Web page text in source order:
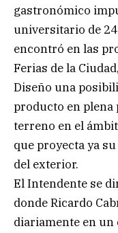
gastronómico
universitario de
encontró en las
Ferias de la
Diseño una
producto en plena
terreno en el
que proyecta ya
del exterior.
El Intendente se
donde Ricardo
diariamente en